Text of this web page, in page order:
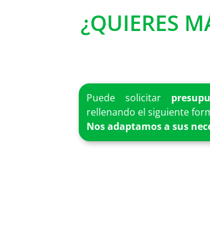
¿QUIERES
Puede solicitar
rellenando el siguiente
Nos adaptamos a sus